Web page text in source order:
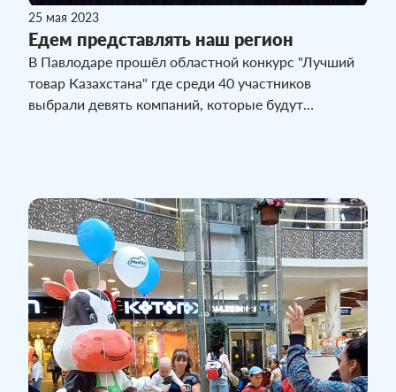
25 мая 2023
Едем представлять наш регион
В Павлодаре прошёл областной конкурс "Лучший
товар Казахстана" где среди 40 участников
выбрали девять компаний, которые будут